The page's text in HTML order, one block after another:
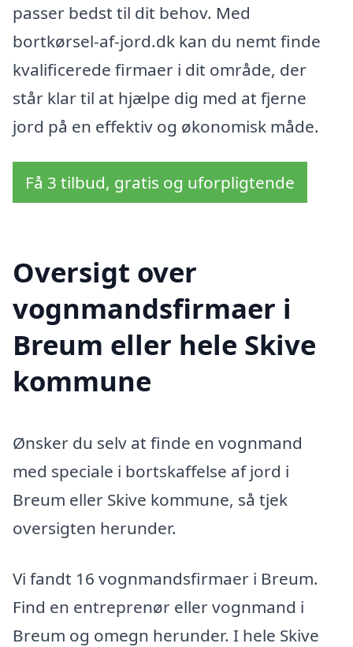
passer bedst til dit behov. Med
bortkørsel-af-jord.dk kan du nemt finde
kvalificerede firmaer i dit område, der
står klar til at hjælpe dig med at fjerne
jord på en effektiv og økonomisk måde.
Få 3 tilbud, gratis og uforpligtende
Oversigt over
vognmandsfirmaer i
Breum eller hele Skive
kommune
Ønsker du selv at finde en vognmand
med speciale i bortskaffelse af jord i
Breum eller Skive kommune, så tjek
oversigten herunder.
Vi fandt 16 vognmandsfirmaer i Breum.
Find en entreprenør eller vognmand i
Breum og omegn herunder. I hele Skive